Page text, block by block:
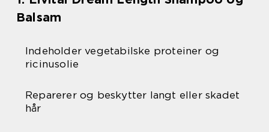
Balsam
Indeholder vegetabilske proteiner og
ricinusolie
Reparerer og beskytter langt eller skadet
hår